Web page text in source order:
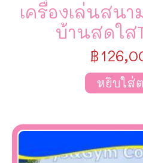
เครื่องเล่นสน
บ้านสดใส
฿
หยิบใส่